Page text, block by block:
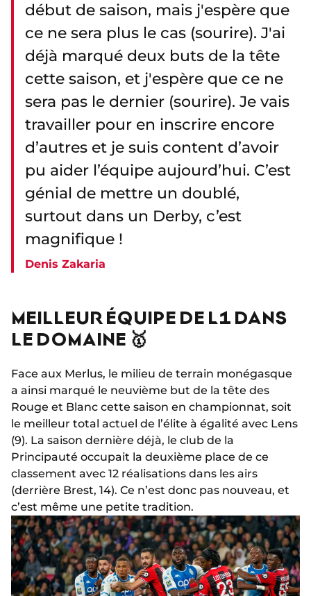
début de saison, mais j'espère que
ce ne sera plus le cas (sourire). J'ai
déjà marqué deux buts de la tête
cette saison, et j'espère que ce ne
sera pas le dernier (sourire). Je vais
travailler pour en inscrire encore
d’autres et je suis content d’avoir
pu aider l’équipe aujourd’hui. C’est
génial de mettre un doublé,
surtout dans un Derby, c’est
magnifique !
Denis Zakaria
MEILLEUR ÉQUIPE DE L1 DANS
LE DOMAINE 🥇
Face aux Merlus, le milieu de terrain monégasque
a ainsi marqué le neuvième but de la tête des
Rouge et Blanc cette saison en championnat, soit
le meilleur total actuel de l’élite à égalité avec Lens
(9). La saison dernière déjà, le club de la
Principauté occupait la deuxième place de ce
classement avec 12 réalisations dans les airs
(derrière Brest, 14). Ce n’est donc pas nouveau, et
c’est même une petite tradition.